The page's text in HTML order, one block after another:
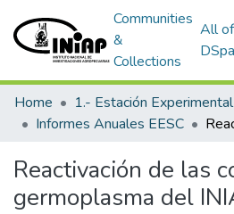
Communities
&
Collections
All of
Home
Informes Anuales EESC
Reactivación de las
germoplasma del